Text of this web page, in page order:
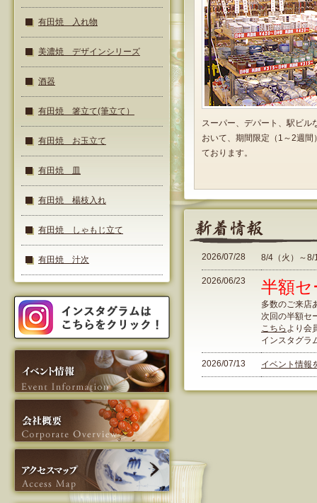
スーパー、デパート、駅ビル
おいて、期間限定（1～2週
ております。
2026/07/28 8/4（火）～
2026/06/23 半額
多数のご来店
次回の半額セ
こちら より会
インスタグラ
2026/07/13 イベント情報
有田焼 入れ物
美濃焼 デザインシリーズ
酒器
有田焼 箸立て(筆立て）
有田焼 お玉立て
有田焼 皿
有田焼 楊枝入れ
有田焼 しゃもじ立て
有田焼 汁次